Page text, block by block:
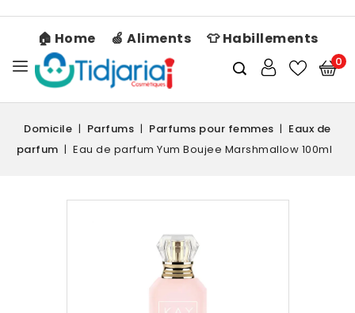
🏠 Home 🍏 Aliments 👕 Habillements
0
Domicile Parfums Parfums pour femmes
Eaux de
parfum
Eau de parfum Yum Boujee Marshmallow 100ml